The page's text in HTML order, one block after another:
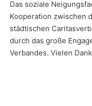
Das soziale
Kooperation zwischen
städtischen
durch das große
Verbandes. Vielen